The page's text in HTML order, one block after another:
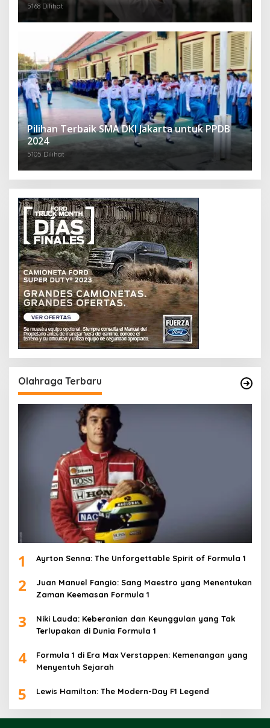
5168 Dilihat
Pilihan Terbaik SMA DKI Jakarta untuk PPDB
2024
5105 Dilihat
Olahraga Terbaru
1 Ayrton Senna: The Unforgettable Spirit of Formula 1
2
Juan Manuel Fangio: Sang Maestro yang Menentukan
Zaman Keemasan Formula 1
3
Niki Lauda: Keberanian dan Keunggulan yang Tak
Terlupakan di Dunia Formula 1
4
Formula 1 di Era Max Verstappen: Kemenangan yang
Menyentuh Sejarah
5 Lewis Hamilton: The Modern-Day F1 Legend